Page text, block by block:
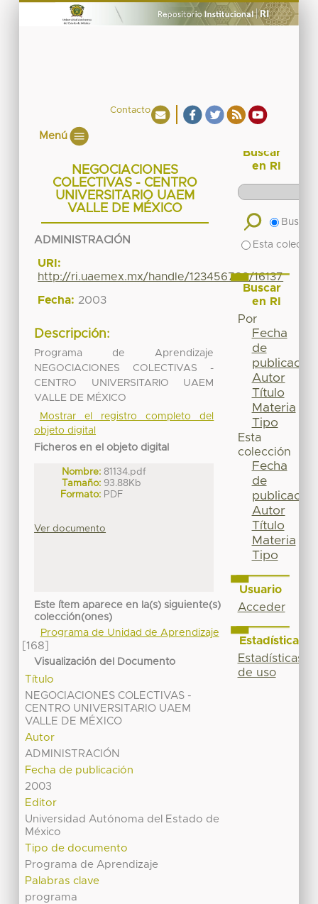
Contacto
Menú
NEGOCIACIONES
COLECTIVAS - CENTRO
UNIVERSITARIO UAEM
VALLE DE MÉXICO
ADMINISTRACIÓN
URI:
http://ri.uaemex.mx/handle/123456789/16137
Fecha: 2003
Descripción:
Programa de Aprendizaje
NEGOCIACIONES COLECTIVAS -
CENTRO UNIVERSITARIO UAEM
VALLE DE MÉXICO
Mostrar el registro completo del
objeto digital
Ficheros en el objeto digital
Nombre: 81134.pdf
Tamaño: 93.88Kb
Formato: PDF
Ver documento
Este ítem aparece en la(s) siguiente(s)
colección(ones)
Programa de Unidad de Aprendizaje
[168]
Visualización del Documento
Título
NEGOCIACIONES COLECTIVAS -
CENTRO UNIVERSITARIO UAEM
VALLE DE MÉXICO
Autor
ADMINISTRACIÓN
Fecha de publicación
2003
Editor
Universidad Autónoma del Estado de
México
Tipo de documento
Programa de Aprendizaje
Palabras clave
programa
Buscar
en RI
Buscar
Esta
Buscar
en RI
Por
Fecha
de
publicación
Autor
Título
Materia
Tipo
Esta
colección
Fecha
de
publicación
Autor
Título
Materia
Tipo
Usuario
Acceder
Estadísticas
Estadísticas
de uso